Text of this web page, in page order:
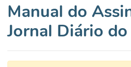
Manual do
Jornal Diário do